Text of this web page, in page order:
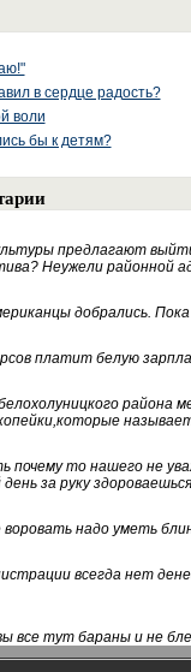
в сердце радость?
воли
бы к детям?
предлагают
Неужели районной
добрались. Пока
платит белую
района
почему то нашего не
за руку
надо уметь
всегда нет
все тут бараны и не